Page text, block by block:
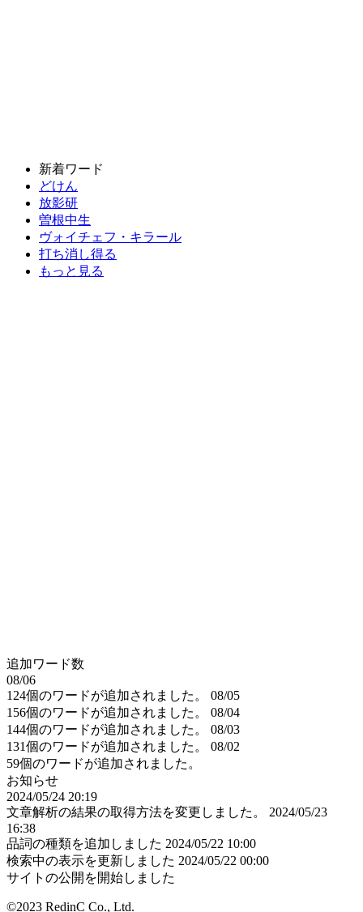
新着ワード
どけん
放影研
曽根中生
ヴォイチェフ・キラール
打ち消し得る
もっと見る
追加ワード数
08/06
124個のワードが追加されました。
08/05
156個のワードが追加されました。
08/04
144個のワードが追加されました。
08/03
131個のワードが追加されました。
08/02
59個のワードが追加されました。
お知らせ
2024/05/24 20:19
文章解析の結果の取得方法を変更しました。
2024/05/23
16:38
品詞の種類を追加しました 2024/05/22 10:00
検索中の表示を更新しました 2024/05/22 00:00
サイトの公開を開始しました
©2023 RedinC Co., Ltd.